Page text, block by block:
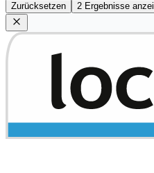
Zurücksetzen 2 Ergebnisse